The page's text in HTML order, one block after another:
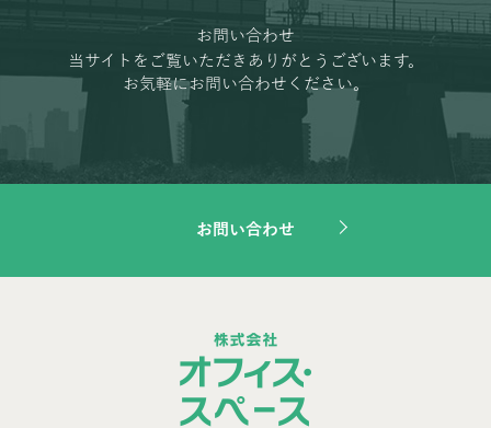
お問い合わせ
当サイトをご覧いただきありがとうございます。
お気軽にお問い合わせください。
お問い合わせ